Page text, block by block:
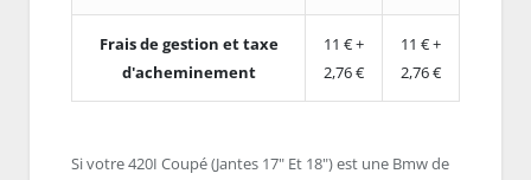
Frais de gestion et taxe
d'acheminement
11 € +
2,76 €
11 € +
2,76 €
Si votre 420I Coupé (Jantes 17" Et 18") est une Bmw de